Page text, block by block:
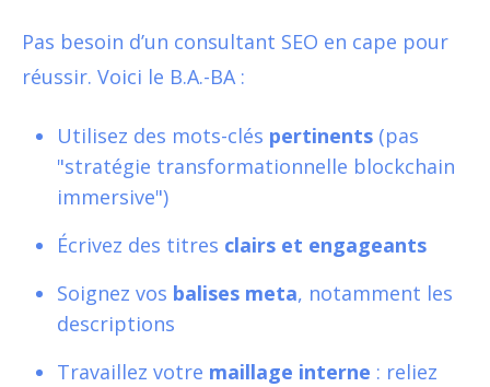
Pas besoin d’un consultant SEO en cape pour
réussir. Voici le B.A.-BA :
Utilisez des mots-clés pertinents (pas
"stratégie transformationnelle blockchain
immersive")
Écrivez des titres clairs et engageants
Soignez vos balises meta, notamment les
descriptions
Travaillez votre maillage interne : reliez